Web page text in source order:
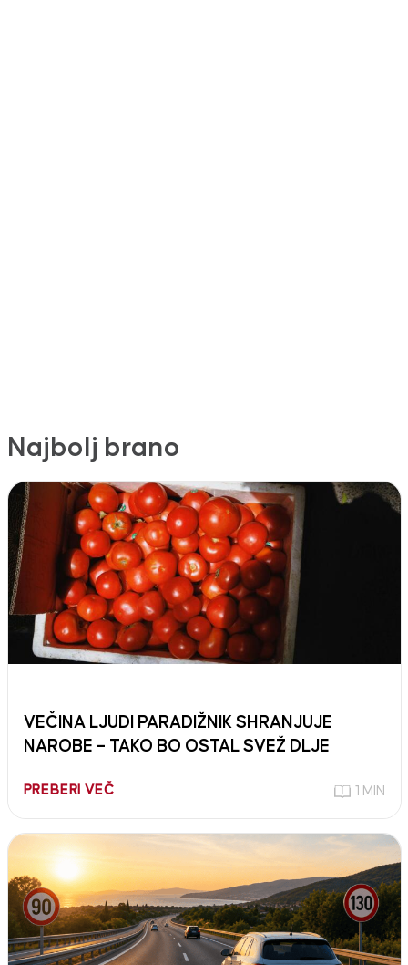
Najbolj brano
VEČINA LJUDI PARADIŽNIK SHRANJUJE
NAROBE – TAKO BO OSTAL SVEŽ DLJE
PREBERI VEČ 1 MIN